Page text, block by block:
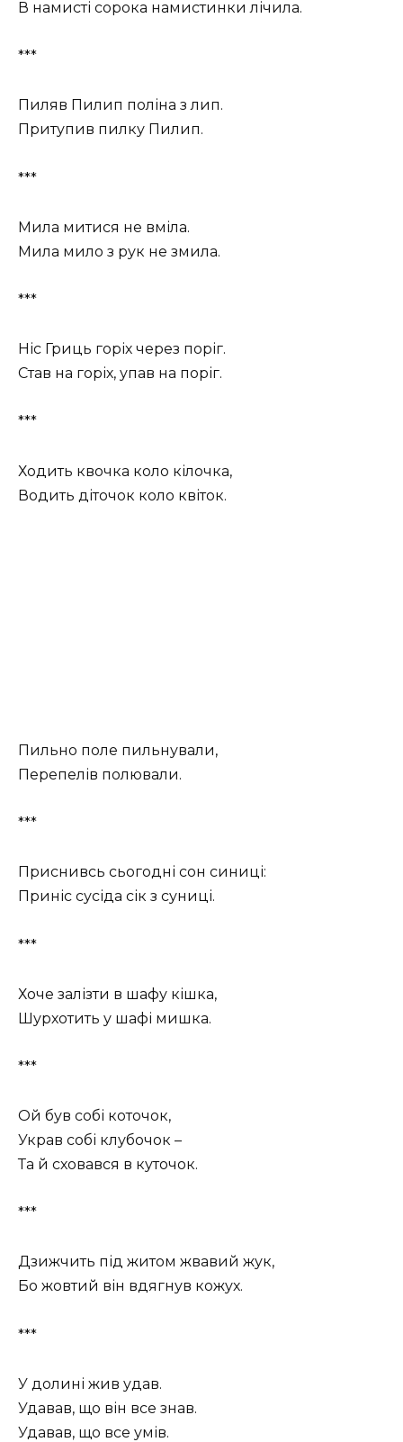
В намисті сорока намистинки лічила.
***
Пиляв Пилип поліна з лип.
Притупив пилку Пилип.
***
Мила митися не вміла.
Мила мило з рук не змила.
***
Ніс Гриць горіх через поріг.
Став на горіх, упав на поріг.
***
Ходить квочка коло кілочка,
Водить діточок коло квіток.
Пильно поле пильнували,
Перепелів полювали.
***
Приснивсь сьогодні сон синиці:
Приніс сусіда сік з суниці.
***
Хоче залізти в шафу кішка,
Шурхотить у шафі мишка.
***
Ой був собі коточок,
Украв собі клубочок –
Та й сховався в куточок.
***
Дзижчить під житом жвавий жук,
Бо жовтий він вдягнув кожух.
***
У долині жив удав.
Удавав, що він все знав.
Удавав, що все умів.